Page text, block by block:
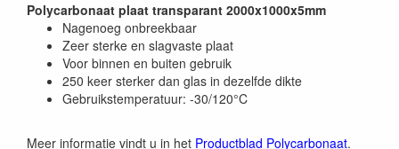
Polycarbonaat plaat transparant 2000x1000x5mm
Nagenoeg onbreekbaar
Zeer sterke en slagvaste plaat
Voor binnen en buiten gebruik
250 keer sterker dan glas in dezelfde dikte
Gebruikstemperatuur: -30/120°C
Meer informatie vindt u in het Productblad Polycarbonaat.